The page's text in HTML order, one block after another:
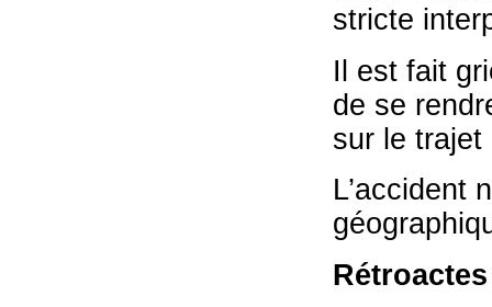
stricte
Il est fait
de se
sur le trajet
L’accident